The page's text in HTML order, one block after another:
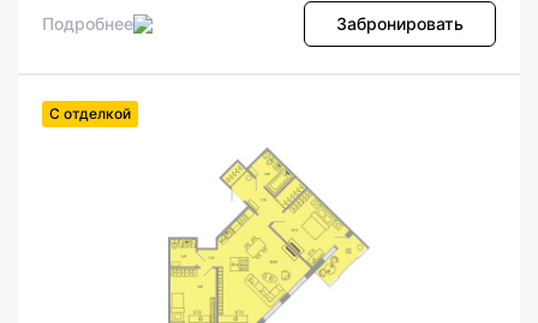
Подробнее Забронировать
С отделкой